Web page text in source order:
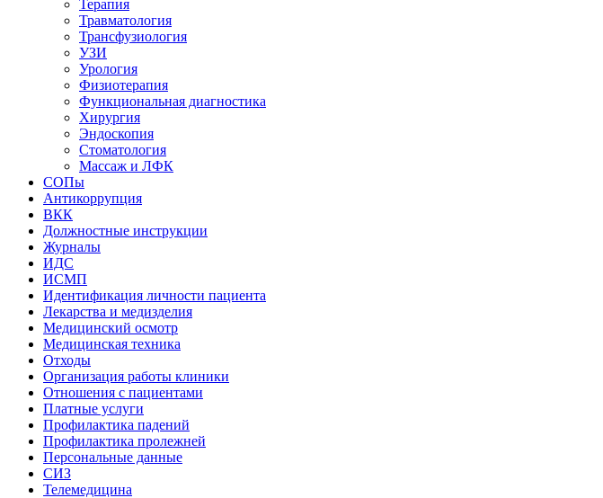
Терапия
Травматология
Трансфузиология
УЗИ
Урология
Физиотерапия
Функциональная диагностика
Хирургия
Эндоскопия
Стоматология
Массаж и ЛФК
СОПы
Антикоррупция
ВКК
Должностные инструкции
Журналы
ИДС
ИСМП
Идентификация личности пациента
Лекарства и медизделия
Медицинский осмотр
Медицинская техника
Отходы
Организация работы клиники
Отношения с пациентами
Платные услуги
Профилактика падений
Профилактика пролежней
Персональные данные
СИЗ
Телемедицина